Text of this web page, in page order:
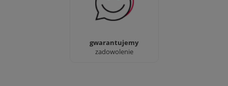
gwarantujemy
zadowolenie
Sprawdź nasze 100%
zadowolenia Klientów